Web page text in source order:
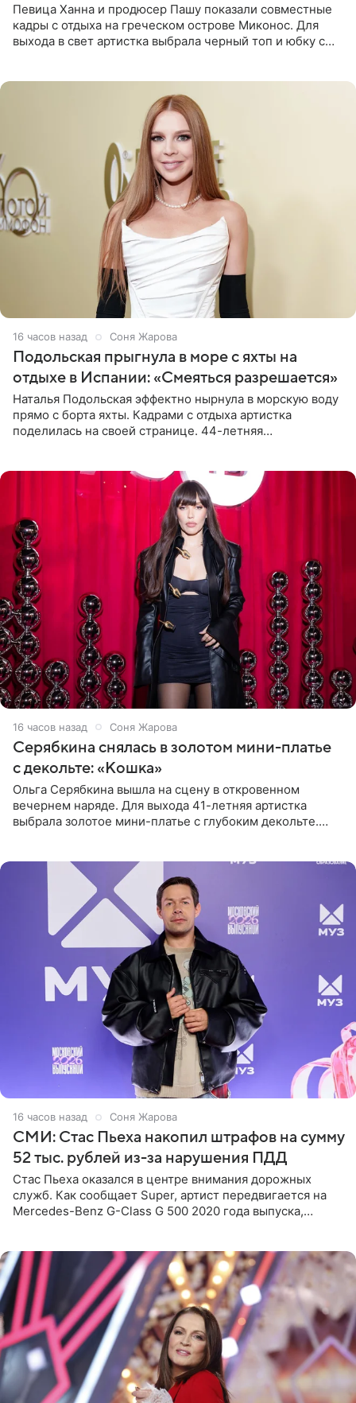
Певица Ханна и продюсер Пашу показали совместные
кадры с отдыха на греческом острове Миконос. Для
выхода в свет артистка выбрала черный топ и юбку с
16 часов назад Соня Жарова
Подольская прыгнула в море с яхты на
отдыхе в Испании: «Смеяться разрешается»
Наталья Подольская эффектно нырнула в морскую воду
прямо с борта яхты. Кадрами с отдыха артистка
поделилась на своей странице. 44-летняя
16 часов назад Соня Жарова
Серябкина снялась в золотом мини-платье
с декольте: «Кошка»
Ольга Серябкина вышла на сцену в откровенном
вечернем наряде. Для выхода 41-летняя артистка
выбрала золотое мини-платье с глубоким декольте.
16 часов назад Соня Жарова
СМИ: Стас Пьеха накопил штрафов на сумму
52 тыс. рублей из-за нарушения ПДД
Стас Пьеха оказался в центре внимания дорожных
служб. Как сообщает Super, артист передвигается на
Mercedes-Benz G-Class G 500 2020 года выпуска,